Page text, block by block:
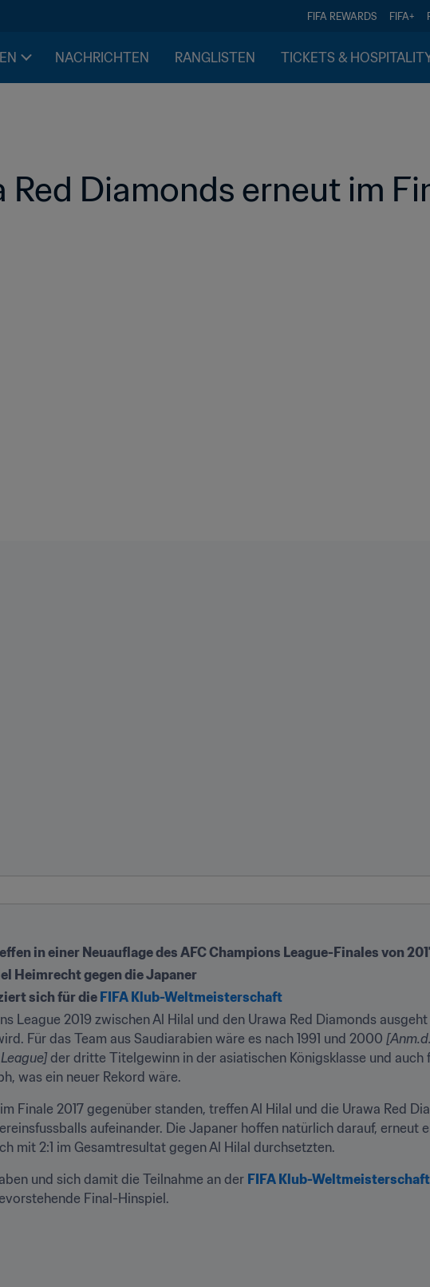
FIFA REWARDS FIFA+
NACHRICHTEN RANGLISTEN TICKETS &
Diamonds erneut im
in einer Neuauflage des AFC Champions League-Finales von
Heimrecht gegen die Japaner
sich für die FIFA Klub-Weltmeisterschaft
League 2019 zwischen Al Hilal und den Urawa Red Diamonds
Für das Team aus Saudiarabien wäre es nach 1991 und 2000
der dritte Titelgewinn in der asiatischen Königsklasse und auch
was ein neuer Rekord wäre.
Finale 2017 gegenüber standen, treffen Al Hilal und die Urawa Red
aufeinander. Die Japaner hoffen natürlich darauf, erneut
mit 2:1 im Gesamtresultat gegen Al Hilal durchsetzten.
und sich damit die Teilnahme an der FIFA Klub-
Final-Hinspiel.